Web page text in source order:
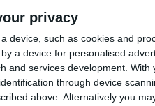
privacy
device, such as cookies and
a device for personalised
and services development. With
through device
above. Alternatively you
vară 2024